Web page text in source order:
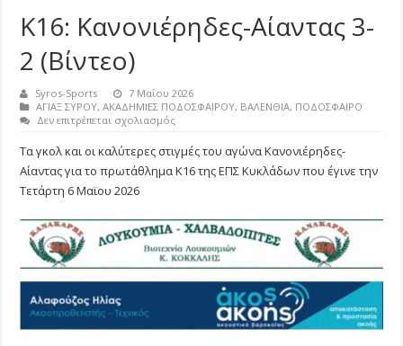
Κ16: Κανονιέρηδες-Αίαντας 3-
2 (Βίντεο)
Syros-Sports
7 Μαΐου 2026
ΑΓΙΑΞ ΣΥΡΟΥ,ΑΚΑΔΗΜΙΕΣ ΠΟΔΟΣΦΑΙΡΟΥ, ΒΑΛΕΝΘΙΑ, ΠΟΔΟΣΦΑΙΡΟ
Δεν επιτρέπεται σχολιασμόςστο
Κανονιέρηδες-
Αίαντας
3-
Τα γκολ και οι καλύτερες στιγμές του αγώνα Κανονιέρηδες-
Αίαντας για το πρωτάθλημα Κ16 της ΕΠΣ Κυκλάδων που έγινε την
Τετάρτη 6 Μαϊου 2026